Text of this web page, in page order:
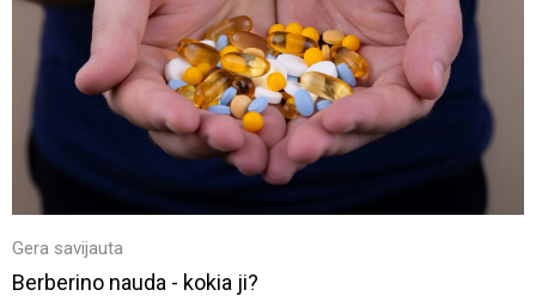
Gera savijauta
Berberino nauda - kokia ji?